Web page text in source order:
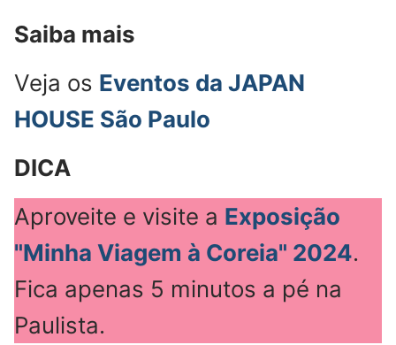
Saiba mais
Veja os Eventos da JAPAN
HOUSE São Paulo
DICA
Aproveite e visite a Exposição
"Minha Viagem à Coreia" 2024.
Fica apenas 5 minutos a pé na
Paulista.